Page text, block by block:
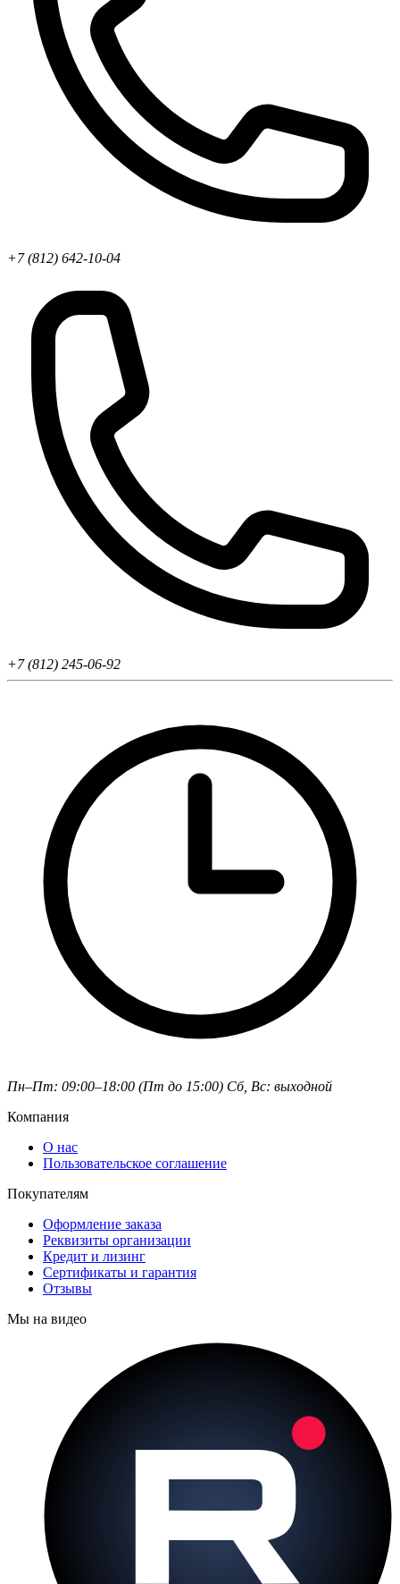
+7 (812) 642-10-04
+7 (812) 245-06-92
Пн–Пт: 09:00–18:00 (Пт до 15:00) Сб, Вс: выходной
Компания
О нас
Пользовательское соглашение
Покупателям
Оформление заказа
Реквизиты организации
Кредит и лизинг
Сертификаты и гарантия
Отзывы
Мы на видео